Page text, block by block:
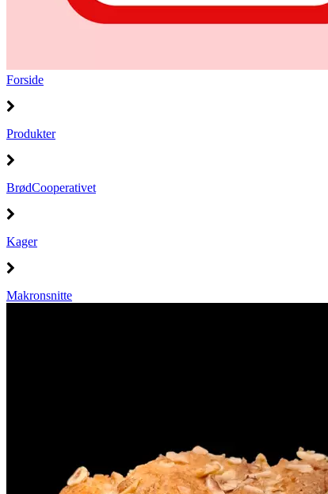
Forside
Produkter
BrødCooperativet
Kager
Makronsnitte